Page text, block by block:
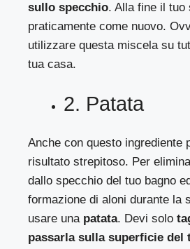
sullo specchio. Alla fine il tuo
praticamente come nuovo.
utilizzare questa miscela su
tua casa.
2. Patata
Anche con questo ingrediente
risultato strepitoso. Per
dallo specchio del tuo bagno
formazione di aloni durante la
usare una patata. Devi solo
passarla sulla superficie del